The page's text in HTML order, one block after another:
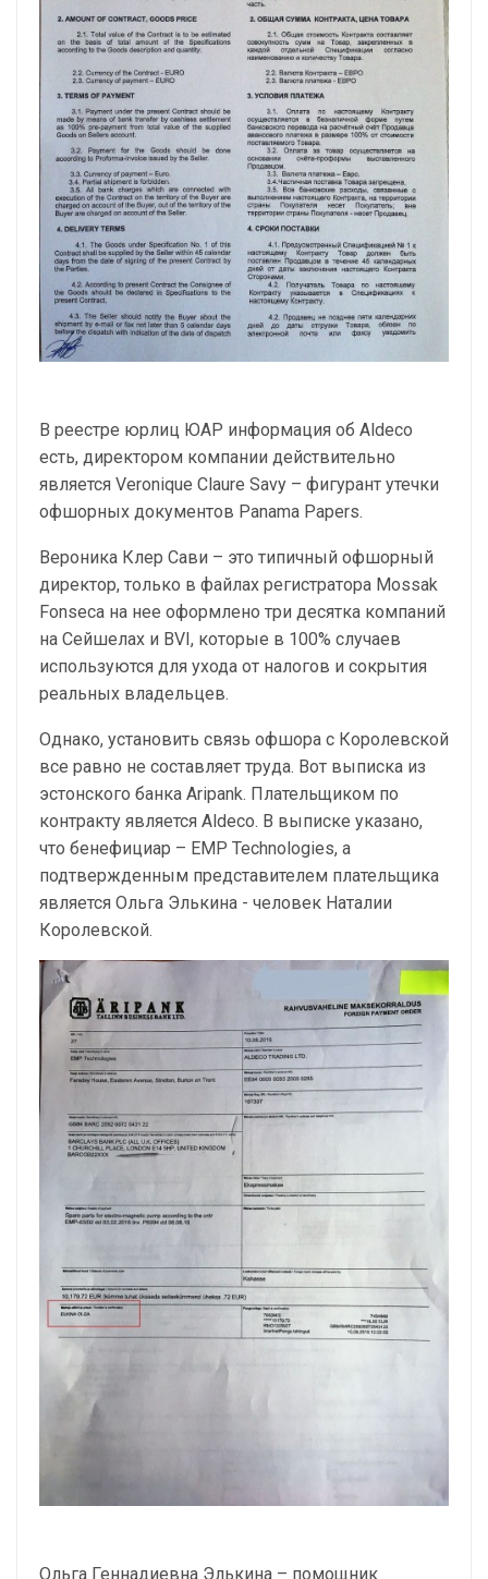
В реестре юрлиц ЮАР информация об Аldeco
есть, директором компании действительно
является Veronique Claure Savy – фигурант утечки
офшорных документов Panama Papers.
Вероника Клер Сави – это типичный офшорный
директор, только в файлах регистратора Mossak
Fonseca на нее оформлено три десятка компаний
на Сейшелах и BVI, которые в 100% случаев
используются для ухода от налогов и сокрытия
реальных владельцев.
Однако, установить связь офшора с Королевской
все равно не составляет труда. Вот выписка из
эстонского банка Aripank. Плательщиком по
контракту является Aldeco. В выписке указано,
что бенефициар – EMP Technologies, а
подтвержденным представителем плательщика
является Ольга Элькина - человек Наталии
Королевской.
Ольга Геннадиевна Элькина – помощник